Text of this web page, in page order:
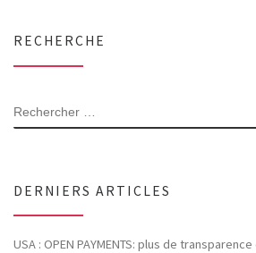
RECHERCHE
RECHERCHER
DERNIERS ARTICLES
USA : OPEN PAYMENTS: plus de